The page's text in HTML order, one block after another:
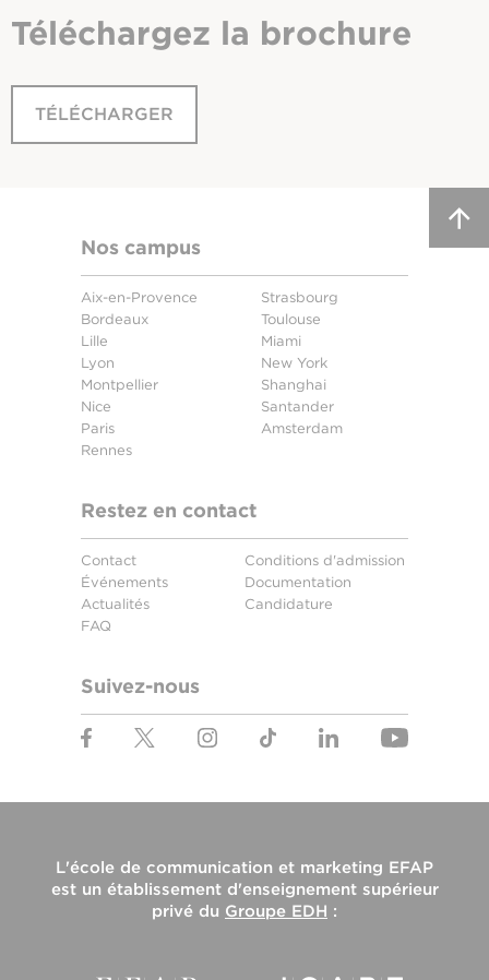
Téléchargez la brochure
TÉLÉCHARGER
Nos campus
Aix-en-Provence
Bordeaux
Lille
Lyon
Montpellier
Nice
Paris
Rennes
Strasbourg
Toulouse
Miami
New York
Shanghai
Santander
Amsterdam
Restez en contact
Contact
Événements
Actualités
FAQ
Conditions d'admission
Documentation
Candidature
Suivez-nous
L'école de communication et marketing EFAP
est un établissement d'enseignement supérieur
privé du Groupe EDH :